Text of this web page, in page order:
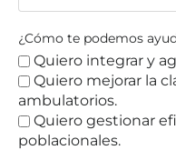
¿Cómo te podemos
Quiero integrar y
Quiero mejorar la
ambulatorios.
Quiero gestionar
poblacionales.